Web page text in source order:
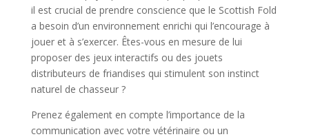
il est crucial de prendre conscience que le Scottish Fold
a besoin d’un environnement enrichi qui l’encourage à
jouer et à s’exercer. Êtes-vous en mesure de lui
proposer des jeux interactifs ou des jouets
distributeurs de friandises qui stimulent son instinct
naturel de chasseur ?
Prenez également en compte l’importance de la
communication avec votre vétérinaire ou un